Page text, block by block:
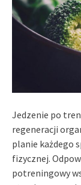
Jedzenie po
regeneracji
planie każdego
fizycznej.
potreningowy